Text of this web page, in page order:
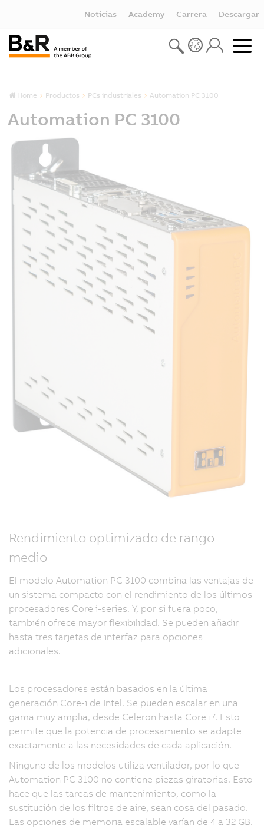
Noticias Academy Carrera Descargar
Home Productos PCs industriales Automation PC 3100
Automation PC 3100
Rendimiento optimizado de rango
medio
El modelo Automation PC 3100 combina las ventajas de
un sistema compacto con el rendimiento de los últimos
procesadores Core i-series. Y, por si fuera poco,
también ofrece mayor flexibilidad. Se pueden añadir
hasta tres tarjetas de interfaz para opciones
adicionales.
Los procesadores están basados en la última
generación Core-i de Intel. Se pueden escalar en una
gama muy amplia, desde Celeron hasta Core i7. Esto
permite que la potencia de procesamiento se adapte
exactamente a las necesidades de cada aplicación.
Ninguno de los modelos utiliza ventilador, por lo que
Automation PC 3100 no contiene piezas giratorias. Esto
hace que las tareas de mantenimiento, como la
sustitución de los filtros de aire, sean cosa del pasado.
Las opciones de memoria escalable varían de 4 a 32 GB.